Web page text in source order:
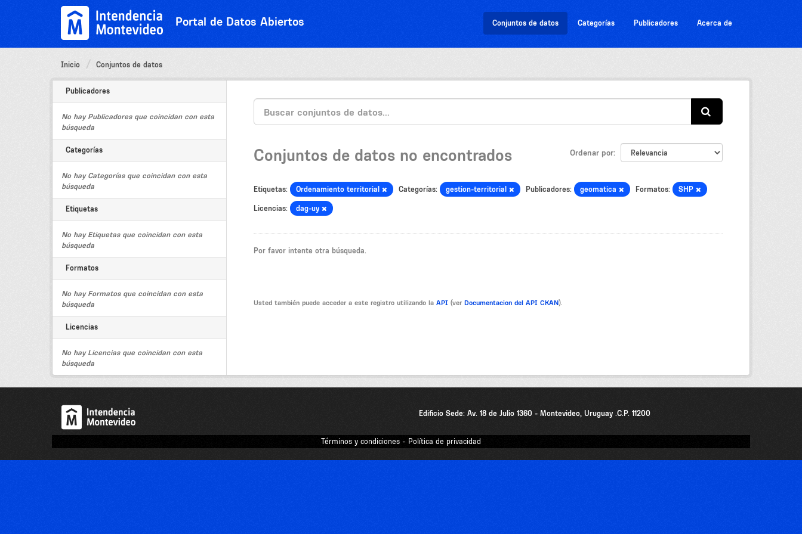
Portal de Datos Abiertos Conjuntos de datos Categorías Publicadores Acerca de
Inicio Conjuntos de datos
Publicadores
No hay Publicadores que coincidan con esta
búsqueda
Categorías
No hay Categorías que coincidan con esta
búsqueda
Etiquetas
No hay Etiquetas que coincidan con esta
búsqueda
Formatos
No hay Formatos que coincidan con esta
búsqueda
Licencias
No hay Licencias que coincidan con esta
búsqueda
Ordenar por
Conjuntos de datos no encontrados
Etiquetas: Ordenamiento territorial Categorías: gestion-territorial Publicadores: geomatica Formatos: SHP
Licencias: dag-uy
Por favor intente otra búsqueda.
Usted también puede acceder a este registro utilizando la API (ver Documentacion del API CKAN).
Edificio Sede: Av. 18 de Julio 1360 - Montevideo, Uruguay .C.P. 11200
Términos y condiciones - Política de privacidad